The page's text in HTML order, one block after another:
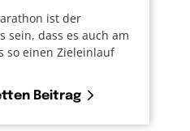
ist der
sein, dass es auch am
so einen Zieleinlauf
Beitrag